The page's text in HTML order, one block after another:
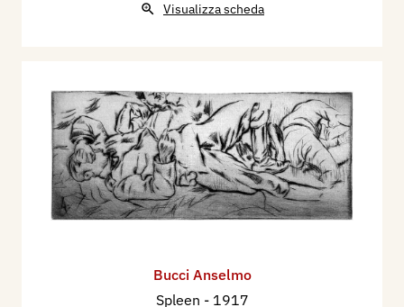
Visualizza scheda
Bucci Anselmo
Spleen - 1917